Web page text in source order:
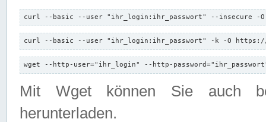
curl --basic --user "ihr_login:ihr_passwort" --insecure -
curl --basic --user "ihr_login:ihr_passwort" -k -O
wget --http-user="ihr_login" --http-
Mit Wget können Sie auch
herunterladen.